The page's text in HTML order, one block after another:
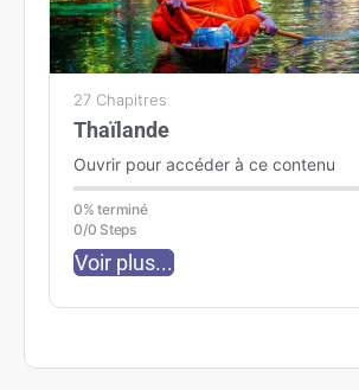
27 Chapitres
Thaïlande
Ouvrir pour accéder à ce contenu
0% terminé
0/0 Steps
Voir plus...